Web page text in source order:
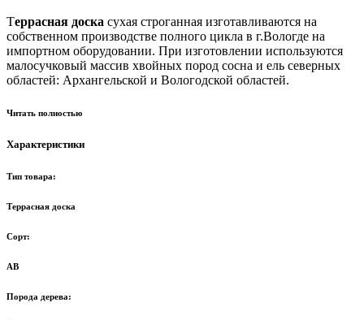
Террасная доска сухая строганная изготавливаются на
собственном производстве полного цикла в г.Вологде на
импортном оборудовании. При изготовлении используются
малосучковый массив хвойных пород сосна и ель северных
областей: Архангельской и Вологодской областей.
Читать полностью
Характеристики
Тип товара:
Террасная доска
Сорт:
AB
Порода дерева: